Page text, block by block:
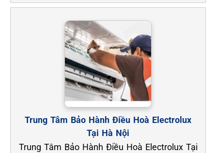
Trung Tâm Bảo Hành Điều Hoà Electrolux
Tại Hà Nội
Trung Tâm Bảo Hành Điều Hoà Electrolux Tại